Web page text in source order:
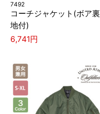
7492
コーチジャケット(ボア裏
地付)
6,741円